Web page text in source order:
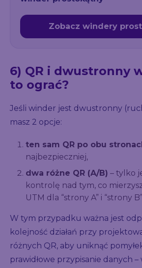
Zobacz windery
6) QR i dwustronny
to ograć?
Jeśli winder jest dwustronny
masz 2 opcje:
ten sam QR po obu
najbezpieczniej,
dwa różne QR (A/B) – tylko
kontrolę nad tym, co
UTM dla “strony A” i “strony
W tym przypadku ważna jest
kolejność działań przy
różnych QR, aby uniknąć
prawidłowe przypisanie danych